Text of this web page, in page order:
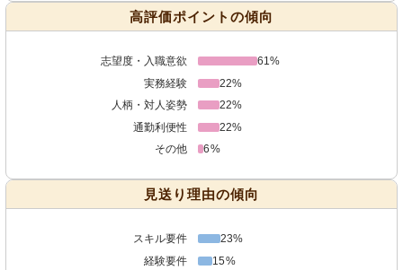
高評価ポイントの傾向
志望度・入職意欲
61%
実務経験
22%
人柄・対人姿勢
22%
通勤利便性
22%
その他
6%
見送り理由の傾向
スキル要件
23%
経験要件
15%